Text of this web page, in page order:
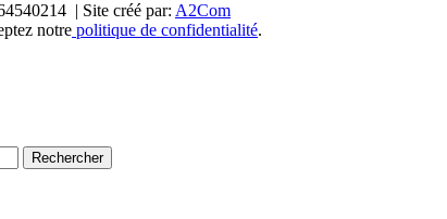
| Site créé par: A2Com
notre politique de confidentialité.
Rechercher